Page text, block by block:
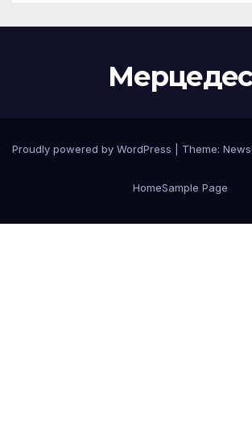
Мерцедес
Proudly powered by WordPress Theme:
HomeSample Page